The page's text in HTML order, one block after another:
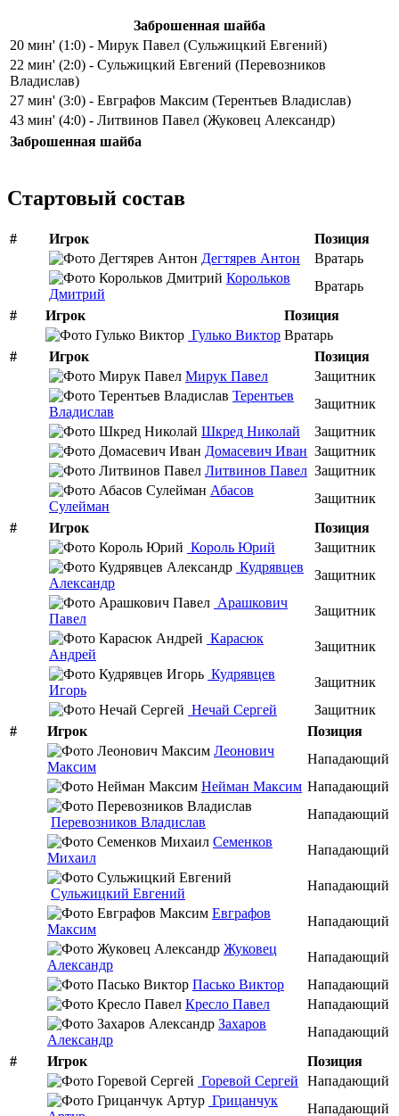
Заброшенная шайба
20 мин' (1:0) - Мирук Павел (Сульжицкий Евгений)
22 мин' (2:0) - Сульжицкий Евгений (Перевозников
Владислав)
27 мин' (3:0) - Евграфов Максим (Терентьев Владислав)
43 мин' (4:0) - Литвинов Павел (Жуковец Александр)
Заброшенная шайба
Стартовый состав
# Игрок
Позиция
Дегтярев Антон
Вратарь
Корольков
Дмитрий
Вратарь
#
Игрок
Позиция
Гулько Виктор Вратарь
#
Игрок
Позиция
Мирук Павел
Защитник
Терентьев
Владислав
Защитник
Шкред Николай
Защитник
Домасевич Иван Защитник
Литвинов Павел Защитник
Абасов
Сулейман
Защитник
#
Игрок
Позиция
Король Юрий
Защитник
Кудрявцев
Александр
Защитник
Арашкович
Павел
Защитник
Карасюк
Андрей
Защитник
Кудрявцев
Игорь
Защитник
Нечай Сергей
Защитник
#
Игрок
Позиция
Леонович
Максим
Нападающий
Нейман Максим Нападающий
Перевозников Владислав
Нападающий
Семенков
Михаил
Нападающий
Сульжицкий Евгений
Нападающий
Евграфов
Максим
Нападающий
Жуковец
Александр
Нападающий
Пасько Виктор
Нападающий
Кресло Павел
Нападающий
Захаров
Александр
Нападающий
#
Игрок
Позиция
Горевой Сергей
Нападающий
Грицанчук
Нападающий